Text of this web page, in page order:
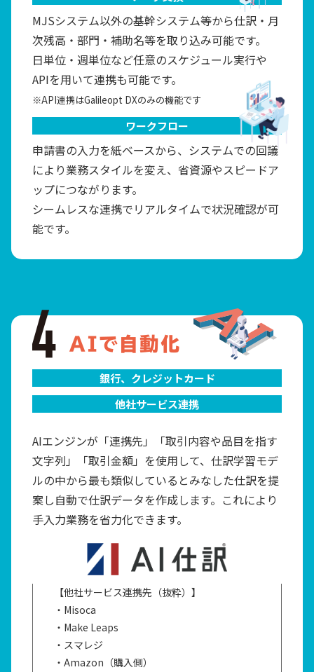
MJSシステム以外の基幹システム等から仕訳・月
次残高・部門・補助名等を取り込み可能です。
日単位・週単位など任意のスケジュール実行や
APIを用いて連携も可能です。
※API連携はGalileopt DXのみの機能です
ワークフロー
申請書の入力を紙ベースから、システムでの回議
により業務スタイルを変え、省資源やスピードア
ップにつながります。
シームレスな連携でリアルタイムで状況確認が可
能です。
銀行、クレジットカード
他社サービス連携
AIエンジンが「連携先」「取引内容や品目を指す
文字列」「取引金額」を使用して、仕訳学習モデ
ルの中から最も類似しているとみなした仕訳を提
案し自動で仕訳データを作成します。これにより
手入力業務を省力化できます。
【他社サービス連携先（抜粋）】
・Misoca
・Make Leaps
・スマレジ
・Amazon（購入側）